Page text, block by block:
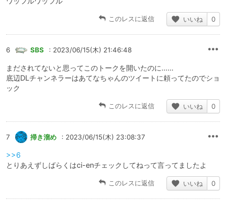
このレスに返信 いいね 0
6 SBS : 2023/06/15(木) 21:46:48
まだされてないと思ってこのトークを開いたのに……
底辺DLチャンネラーはあてなちゃんのツイートに頼ってたのでショ
ック
このレスに返信 いいね 0
7 掃き溜め : 2023/06/15(木) 23:08:37
>>6
とりあえずしばらくはci-enチェックしてねって言ってましたよ
このレスに返信 いいね 0